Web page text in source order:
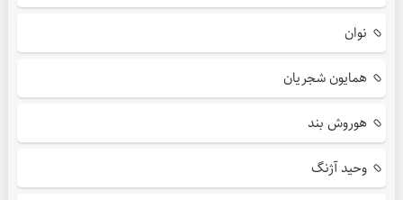
نوان
همایون شجریان
هوروش بند
وحید آژنگ